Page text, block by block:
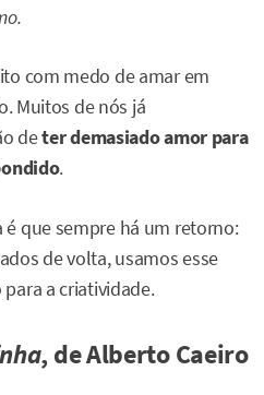
com medo de amar em
Muitos de nós já
deter demasiado amor para
.
é que sempre há um retorno:
de volta, usamos esse
a criatividade.
, de Alberto Caeiro